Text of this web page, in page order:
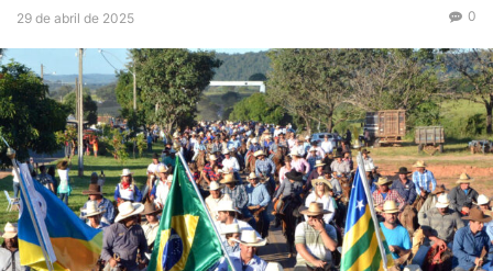
29 de abril de 2025 0